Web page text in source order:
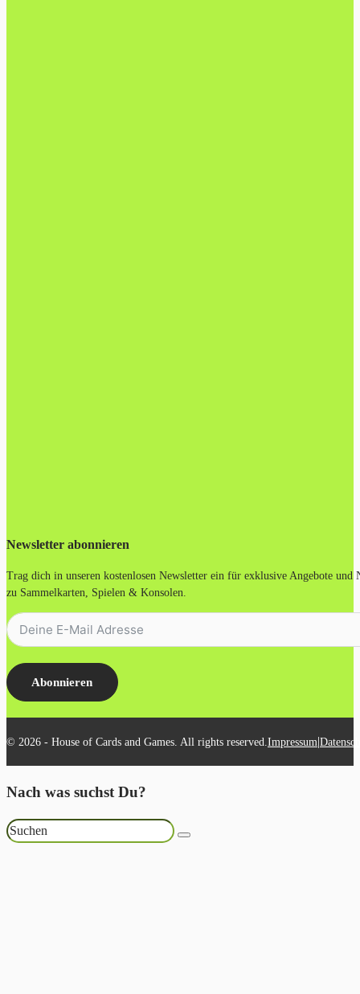
Newsletter abonnieren
Trag dich in unseren kostenlosen Newsletter ein für exklusive Angebote und
zu Sammelkarten, Spielen & Konsolen.
Abonnieren
© 2026 - House of Cards and Games. All rights reserved. Impressum|
Nach was suchst Du?
Suchen